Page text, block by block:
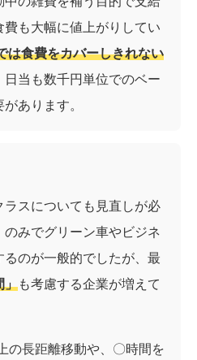
も大幅に値上がりしてい
は食費をカバーしきれない
当も数千円単位でのベー
あります。
スについても見直しが必
みでグリーン車やビジネ
のが一般的でしたが、最
」も考慮する企業が増えて
の長距離移動や、〇時間を